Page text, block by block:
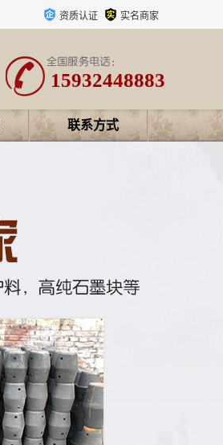
资质认证 实名商家
15932448883
联系方式